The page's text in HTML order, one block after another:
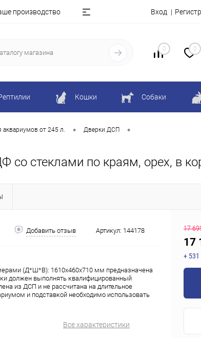
производство Вход
0 0
Кошки Собаки
от 245 л. • Дверки ДСП •
со стеклами по краям, орех, в
Добавить отзыв Артикул: 144178
(Д*Ш*В): 1610x460x710 мм предназначена
должен выполнять квалифицированный
из ДСП и не рассчитана на длительное
и подставкой необходимо использовать
Все характеристики
17
17
+ 531